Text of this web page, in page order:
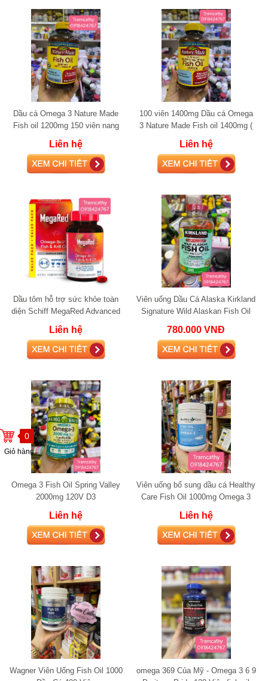
0
Giỏ hàng
Dầu cá Omega 3 Nature Made
Fish oil 1200mg 150 viên nang
Liên hệ
100 viên 1400mg Dầu cá Omega
3 Nature Made Fish oil 1400mg (
Liên hệ
Dầu tôm hỗ trợ sức khỏe toàn
diện Schiff MegaRed Advanced
Liên hệ
Viên uống Dầu Cá Alaska Kirkland
Signature Wild Alaskan Fish Oil
780.000 VNĐ
Omega 3 Fish Oil Spring Valley
2000mg 120V D3
Liên hệ
Viên uống bổ sung dầu cá Healthy
Care Fish Oil 1000mg Omega 3
Liên hệ
Wagner Viên Uống Fish Oil 1000
omega 369 Của Mỹ - Omega 3 6 9